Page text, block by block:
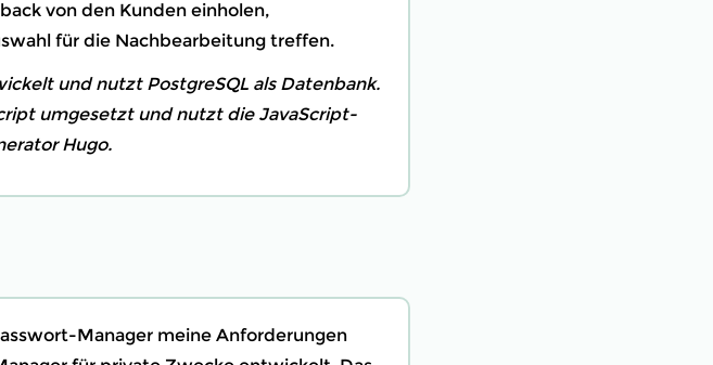
von den Kunden einholen,
für die Nachbearbeitung treffen.
und nutzt PostgreSQL als Datenbank.
umgesetzt und nutzt die JavaScript-
Hugo.
Manager meine Anforderungen